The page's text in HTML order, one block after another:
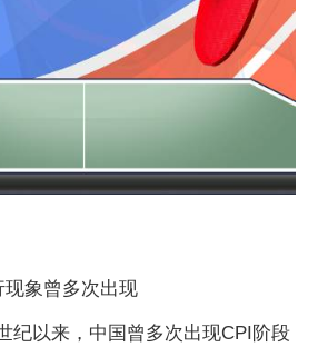
现象曾多次出现
纪以来，中国曾多次出现CPI阶段